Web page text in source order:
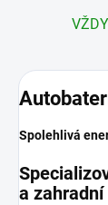
Spolehlivá
a